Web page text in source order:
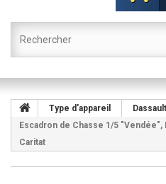
Type d'appareil
Escadron de Chasse 1/5
Caritat